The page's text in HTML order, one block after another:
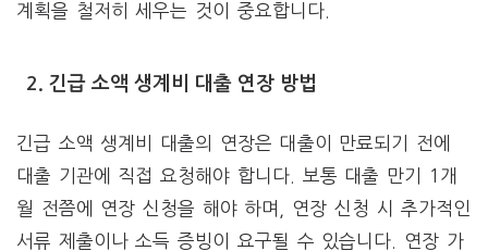
계획을 철저히 세우는 것이 중요합니다.
2. 긴급 소액 생계비 대출 연장 방법
긴급 소액 생계비 대출의 연장은 대출이 만료되기 전에
대출 기관에 직접 요청해야 합니다. 보통 대출 만기 1개
월 전쯤에 연장 신청을 해야 하며, 연장 신청 시 추가적인
서류 제출이나 소득 증빙이 요구될 수 있습니다. 연장 가